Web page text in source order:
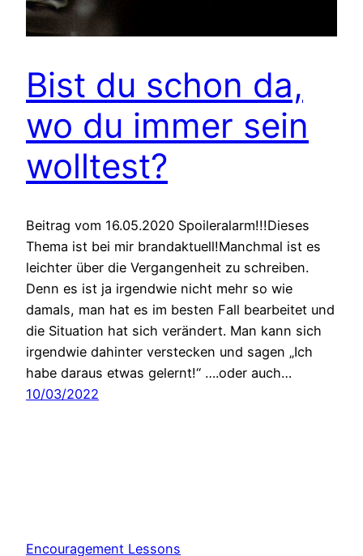
Bist du schon da,
wo du immer sein
wolltest?
Beitrag vom 16.05.2020 Spoileralarm!!!Dieses
Thema ist bei mir brandaktuell!Manchmal ist es
leichter über die Vergangenheit zu schreiben.
Denn es ist ja irgendwie nicht mehr so wie
damals, man hat es im besten Fall bearbeitet und
die Situation hat sich verändert. Man kann sich
irgendwie dahinter verstecken und sagen „Ich
habe daraus etwas gelernt!“ ….oder auch…
10/03/2022
Encouragement Lessons